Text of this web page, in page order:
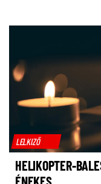
LELKIZŐ
HELIKOPTER-